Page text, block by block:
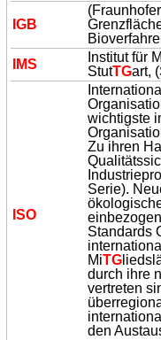
IGB
IMS
Institut für
StutTGart,
ISO
wichtigste
Zu ihren
Serie).
Standards
MiTG
durch ihre
vertreten
den